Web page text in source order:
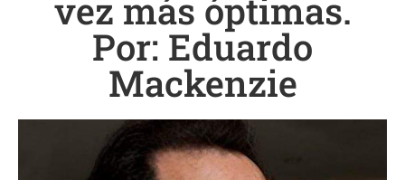
vez más óptimas.
Por: Eduardo
Mackenzie